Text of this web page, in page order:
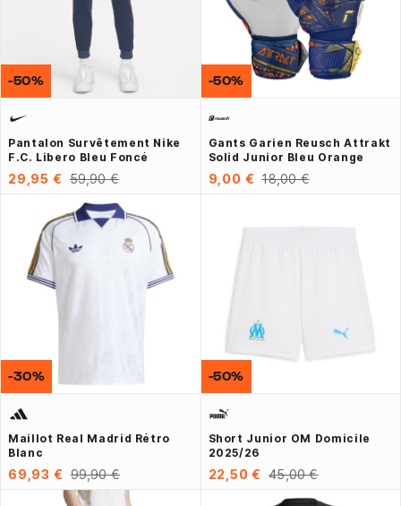
Pantalon Survêtement Nike
F.C. Libero Bleu Foncé
29,95 € 59,90 €
-50%
Gants Garien Reusch Attrakt
Solid Junior Bleu Orange
9,00 € 18,00 €
-50%
Maillot Real Madrid Rétro
Blanc
69,93 € 99,90 €
-30%
Short Junior OM Domicile
2025/26
22,50 € 45,00 €
-50%